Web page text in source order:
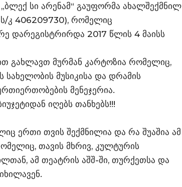
სი არენამ“ გაუფორმა ახალშექმნილ
ს/კ 406209730), რომელიც
დარეგისტრირდა 2017 წლის 4 მაისს
გახლავთ მურმან კარტოზია რომელიც,
მუსიკისა და დრამის
მენეჯერია.
იღებს თანხებს!!!
ერთი თვის შექმნილია და რა შუაშია ამ
თავის მხრივ, კულტურის
ამ თეატრის აშშ-ში, თურქეთსა და